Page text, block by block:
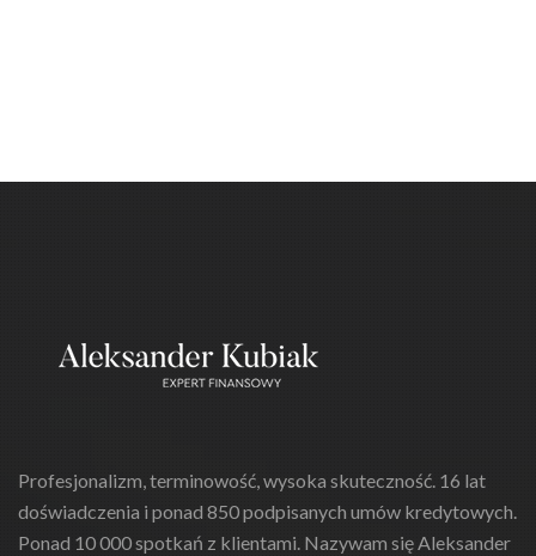
Profesjonalizm, terminowość, wysoka skuteczność. 16 lat
doświadczenia i ponad 850 podpisanych umów kredytowych.
Ponad 10 000 spotkań z klientami. Nazywam się Aleksander